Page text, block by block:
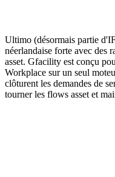
Ultimo (désormais partie
néerlandaise forte avec des
asset. Gfacility est conçu
Workplace sur un seul
clôturent les demandes de
tourner les flows asset et